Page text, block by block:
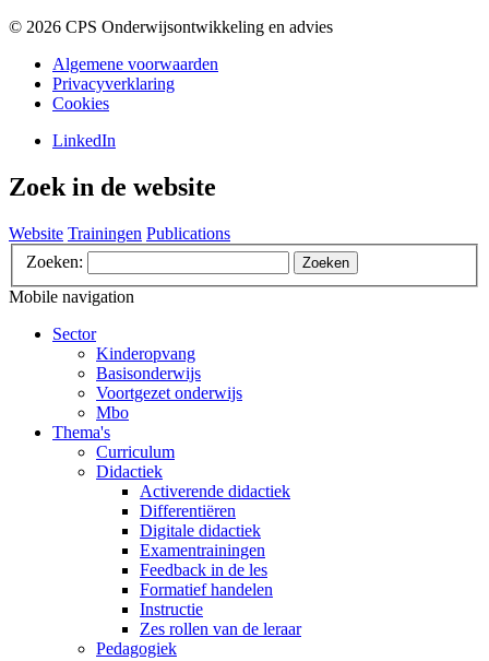
©️ 2026 CPS Onderwijsontwikkeling en advies
Algemene voorwaarden
Privacyverklaring
Cookies
LinkedIn
Zoek in de website
Website Trainingen Publications
Zoeken:
Zoeken
Mobile navigation
Sector
Kinderopvang
Basisonderwijs
Voortgezet onderwijs
Mbo
Thema's
Curriculum
Didactiek
Activerende didactiek
Differentiëren
Digitale didactiek
Examentrainingen
Feedback in de les
Formatief handelen
Instructie
Zes rollen van de leraar
Pedagogiek